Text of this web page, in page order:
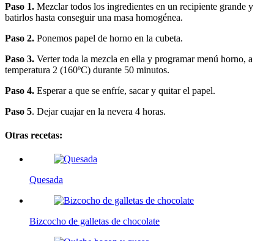
Paso 1. Mezclar todos los ingredientes en un recipiente grande y
batirlos hasta conseguir una masa homogénea.
Paso 2. Ponemos papel de horno en la cubeta.
Paso 3. Verter toda la mezcla en ella y programar menú horno, a
temperatura 2 (160ºC) durante 50 minutos.
Paso 4. Esperar a que se enfríe, sacar y quitar el papel.
Paso 5. Dejar cuajar en la nevera 4 horas.
Otras recetas:
Quesada
Bizcocho de galletas de chocolate